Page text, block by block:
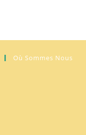
Où Sommes Nous